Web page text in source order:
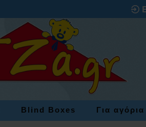
Blind Boxes Για αγόρια